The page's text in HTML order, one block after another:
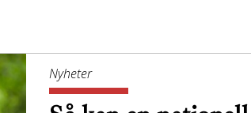
Nyheter